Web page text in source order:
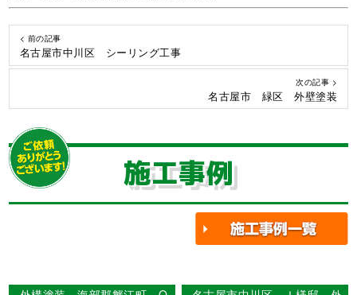
< 前の記事
名古屋市中川区 シーリング工事
次の記事 >
名古屋市 緑区 外壁塗装
施工事例